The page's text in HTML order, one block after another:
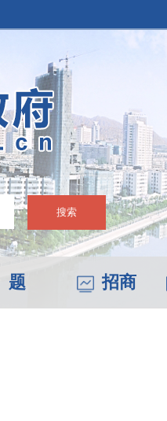
搜索
题 招商